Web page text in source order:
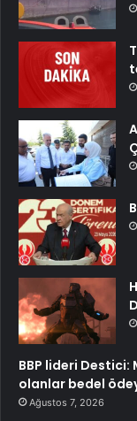
BBP lideri Destici:
olanlar bedel
Ağustos 7, 2026